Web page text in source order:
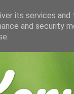
its services
and security